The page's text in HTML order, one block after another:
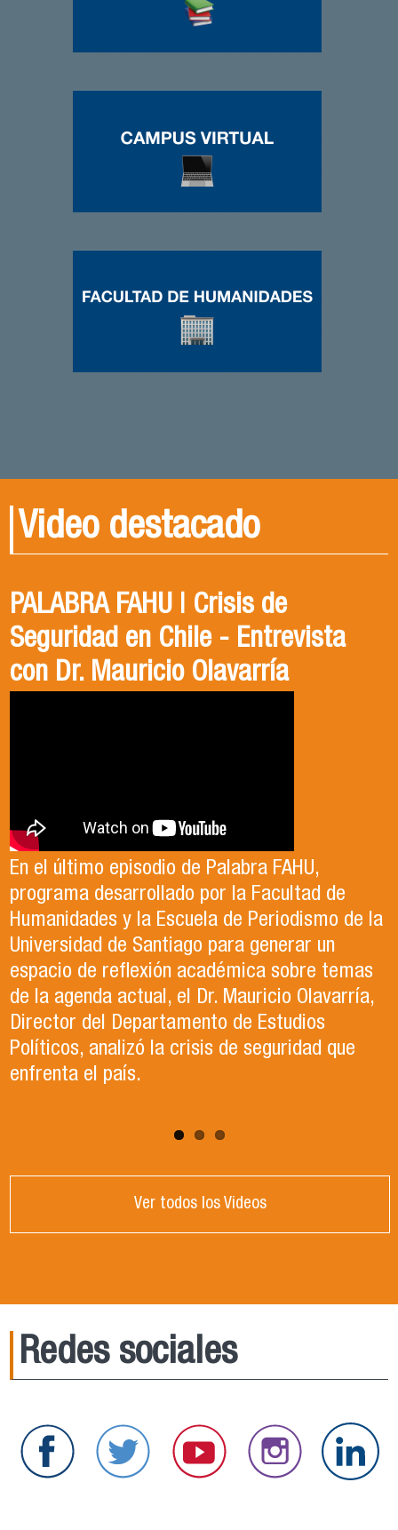
Video destacado
PALABRA FAHU | Crisis de
Seguridad en Chile - Entrevista
con Dr. Mauricio Olavarría
En el último episodio de Palabra FAHU,
programa desarrollado por la Facultad de
Humanidades y la Escuela de Periodismo de la
Universidad de Santiago para generar un
espacio de reflexión académica sobre temas
de la agenda actual, el Dr. Mauricio Olavarría,
Director del Departamento de Estudios
Políticos, analizó la crisis de seguridad que
enfrenta el país.
Egresados Internacionales en
Acción: Antonia Abarca
Antonia egresó de la Licenciatura en Estudios
Internacionales de la Universidad de Santiago
en el año 2023. Actualmente, trabaja en lo que
ella describe como el trabajo de sus sueños
en la Organización de las Naciones Unidas para
la Alimentación y la Agricultura (FAO).
Revive el XIV Congreso Chileno de
Ciencia Política 2023
El Departamento de Estudios Políticos, en
colaboración con la Asociación Chilena de
Ciencia Política (ACCP), fue el organizador del
exitoso Congreso que recientemente tuvo
lugar en la Universidad de Santiago. Durante el
evento, se llevaron a cabo paneles de
conversación, reflexión y debate sobre el
contexto político y académico nacional.
Puedes revisar los paneles en el apartado
"Congreso ACCP" de la página web.
Ver todos los Videos
Redes sociales